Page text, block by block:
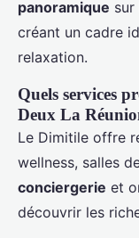
panoramique
créant un cadre
relaxation.
Quels services
Deux La
Le Dimitile offre
wellness, salles
conciergerie et
découvrir les